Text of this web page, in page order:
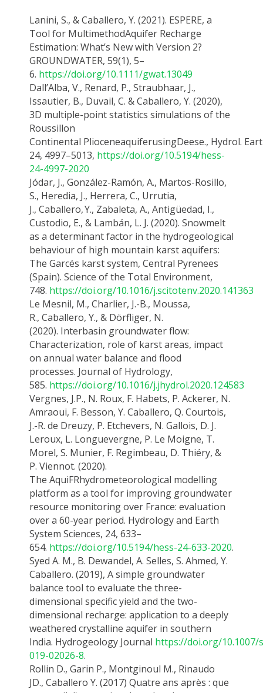
Lanini, S., & Caballero, Y. (2021). ESPERE, a
Tool for MultimethodAquifer Recharge
Estimation: What’s New with Version 2?
GROUNDWATER, 59(1), 5–
6. https://doi.org/10.1111/gwat.13049
Dall’Alba, V., Renard, P., Straubhaar, J.,
Issautier, B., Duvail, C. &Caballero, Y. (2020),
3D multiple-pointstatistics simulations of the
Roussillon
Continental PlioceneaquiferusingDeese., Hydrol.
24, 4997–5013, https://doi.org/10.5194/hess-
24-4997-2020
Jódar, J., González-Ramón, A., Martos-Rosillo,
S., Heredia, J., Herrera, C., Urrutia,
J., Caballero,Y., Zabaleta, A., Antigüedad, I.,
Custodio, E., & Lambán, L. J. (2020). Snowmelt
as a determinant factor in the hydrogeological
behaviour of high mountain karst aquifers:
The Garcés karst system, Central Pyrenees
(Spain). Science of the Total Environment,
748. https://doi.org/10.1016/j.scitotenv.2020.141363
Le Mesnil, M., Charlier, J.-B., Moussa,
R., Caballero, Y., & Dörfliger, N.
(2020). Interbasin groundwater flow:
Characterization, role of karst areas, impact
on annual water balance and flood
processes. Journal of Hydrology,
585. https://doi.org/10.1016/j.jhydrol.2020.124583
Vergnes, J.P., N. Roux, F. Habets, P. Ackerer, N.
Amraoui, F. Besson, Y. Caballero, Q. Courtois,
J.-R. de Dreuzy, P. Etchevers, N. Gallois, D. J.
Leroux, L. Longuevergne, P. Le Moigne, T.
Morel, S. Munier, F. Regimbeau, D. Thiéry, &
P. Viennot. (2020).
The AquiFRhydrometeorological modelling
platform as a tool for improving groundwater
resource monitoring over France: evaluation
over a 60-year period. Hydrology and Earth
System Sciences, 24, 633–
654. https://doi.org/10.5194/hess-24-633-2020.
Syed A. M., B. Dewandel, A. Selles, S. Ahmed, Y.
Caballero. (2019), Asimple groundwater
balance tool to evaluate the three-
dimensional specific yield and the two-
dimensional recharge: application to a deeply
weathered crystalline aquifer in southern
India. Hydrogeology Journal https://doi.org/10.1007/
019-02026-8.
Rollin D., Garin P., Montginoul M., Rinaudo
JD., Caballero Y. (2017) Quatre ans après : que